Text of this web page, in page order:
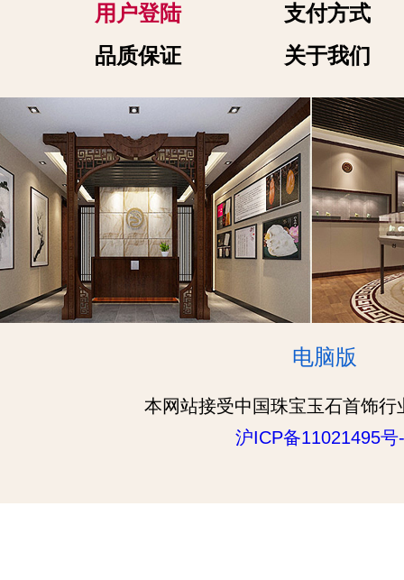
用户登陆
支付方式
品质保证
关于我们
电脑版
本网站接受中国珠宝玉石首饰行
沪ICP备11021495号